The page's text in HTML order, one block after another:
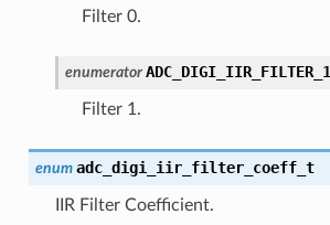
Filter 0.
enumerator ADC_DIGI_IIR_FILTER_1
Filter 1.
enum adc_digi_iir_filter_coeff_t
IIR Filter Coefficient.